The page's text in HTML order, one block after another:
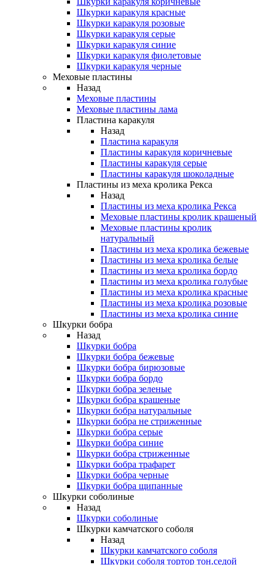
Шкурки каракуля красные
Шкурки каракуля розовые
Шкурки каракуля серые
Шкурки каракуля синие
Шкурки каракуля фиолетовые
Шкурки каракуля черные
Меховые пластины
Назад
Меховые пластины
Меховые пластины лама
Пластина каракуля
Назад
Пластина каракуля
Пластины каракуля коричневые
Пластины каракуля серые
Пластины каракуля шоколадные
Пластины из меха кролика Рекса
Назад
Пластины из меха кролика Рекса
Меховые пластины кролик крашеный
Меховые пластины кролик
натуральный
Пластины из меха кролика бежевые
Пластины из меха кролика белые
Пластины из меха кролика бордо
Пластины из меха кролика голубые
Пластины из меха кролика красные
Пластины из меха кролика розовые
Пластины из меха кролика синие
Шкурки бобра
Назад
Шкурки бобра
Шкурки бобра бежевые
Шкурки бобра бирюзовые
Шкурки бобра бордо
Шкурки бобра зеленые
Шкурки бобра крашеные
Шкурки бобра натуральные
Шкурки бобра не стриженные
Шкурки бобра серые
Шкурки бобра синие
Шкурки бобра стриженные
Шкурки бобра трафарет
Шкурки бобра черные
Шкурки бобра щипанные
Шкурки соболиные
Назад
Шкурки соболиные
Шкурки камчатского соболя
Назад
Шкурки камчатского соболя
Шкурки соболя тортор тон.седой